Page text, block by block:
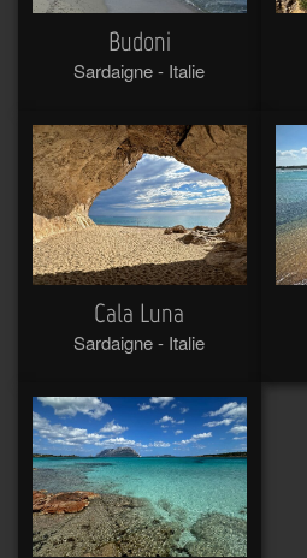
Budoni
Sardaigne - Italie
Cala Luna
Sardaigne - Italie